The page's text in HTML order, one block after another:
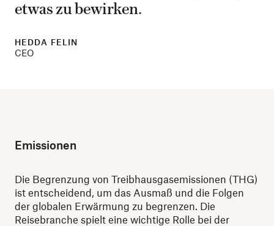
etwas zu bewirken.
HEDDA FELIN
CEO
Emissionen
Die Begrenzung von Treibhausgasemissionen (THG)
ist entscheidend, um das Ausmaß und die Folgen
der globalen Erwärmung zu begrenzen. Die
Reisebranche spielt eine wichtige Rolle bei der